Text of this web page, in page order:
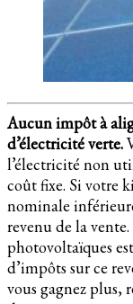
Aucun impôt à
d’électricité verte.
l’électricité non
coût fixe. Si votre
nominale
revenu de la
photovoltaïques
d’impôts sur ce
vous gagnez plus,